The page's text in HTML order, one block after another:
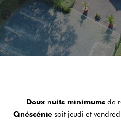
Deux nuits minimums de
Cinéscéniesoit jeudi et